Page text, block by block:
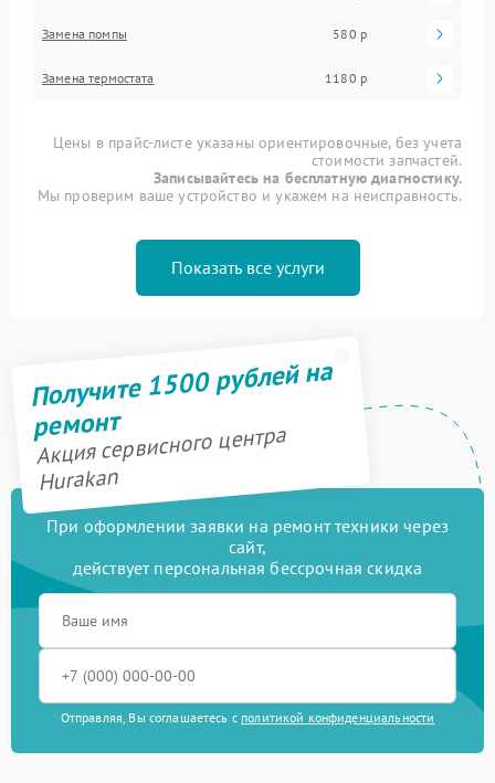
Замена помпы 580 р
Замена термостата 1180 р
Цены в прайс-листе указаны ориентировочные, без учета
стоимости запчастей.
Записывайтесь на бесплатную диагностику.
Мы проверим ваше устройство и укажем на неисправность.
Показать все услуги
Получите 1500 рублей на
ремонт
Акция сервисного центра
Hurakan
При оформлении заявки на ремонт техники через
сайт,
действует персональная бессрочная скидка
Отправляя, Вы соглашаетесь с политикой конфиденциальности